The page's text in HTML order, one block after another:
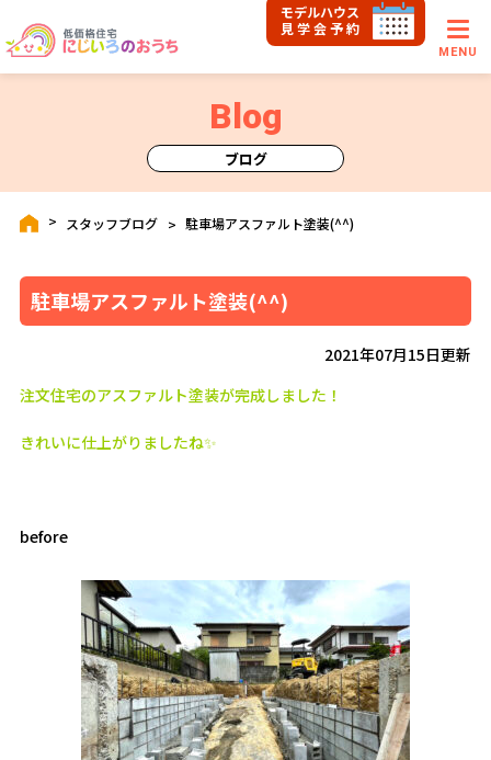
モデルハウス
見学会予約
MENU
ブログ
Blog
スタッフブログ 駐車場アスファルト塗装(^^)
駐車場アスファルト塗装(^^)
2021年07月15日更新
注文住宅のアスファルト塗装が完成しました！
きれいに仕上がりましたね✨
before